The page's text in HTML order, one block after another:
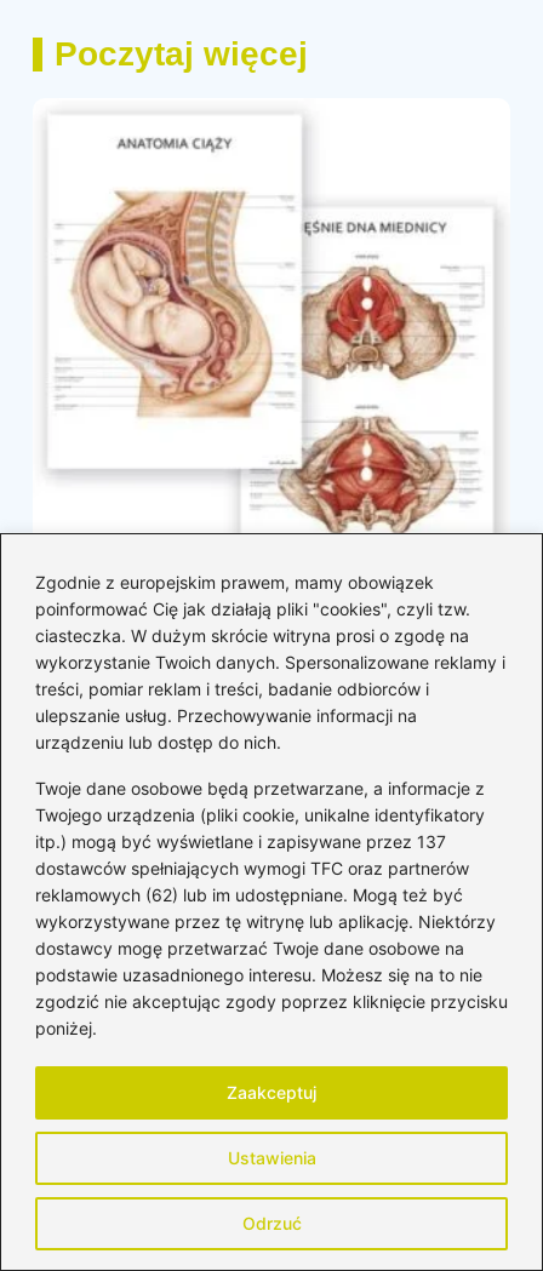
Zgodnie z europejskim prawem, mamy obowiązek
poinformować Cię jak działają pliki "cookies", czyli tzw.
ciasteczka. W dużym skrócie witryna prosi o zgodę na
wykorzystanie Twoich danych. Spersonalizowane reklamy i
treści, pomiar reklam i treści, badanie odbiorców i
ulepszanie usług. Przechowywanie informacji na
urządzeniu lub dostęp do nich.
Twoje dane osobowe będą przetwarzane, a informacje z
Twojego urządzenia (pliki cookie, unikalne identyfikatory
itp.) mogą być wyświetlane i zapisywane przez 137
dostawców spełniających wymogi TFC oraz partnerów
reklamowych (62) lub im udostępniane. Mogą też być
wykorzystywane przez tę witrynę lub aplikację. Niektórzy
dostawcy mogę przetwarzać Twoje dane osobowe na
podstawie uzasadnionego interesu. Możesz się na to nie
zgodzić nie akceptując zgody poprzez kliknięcie przycisku
poniżej.
Ustawienia
Odrzuć
Zaakceptuj
Poczytaj więcej
Czy jesteś w ciąży? Sprawdź w naszym
quizie!
2026-04-29
powinieneś wiedzieć?
2026-04-28